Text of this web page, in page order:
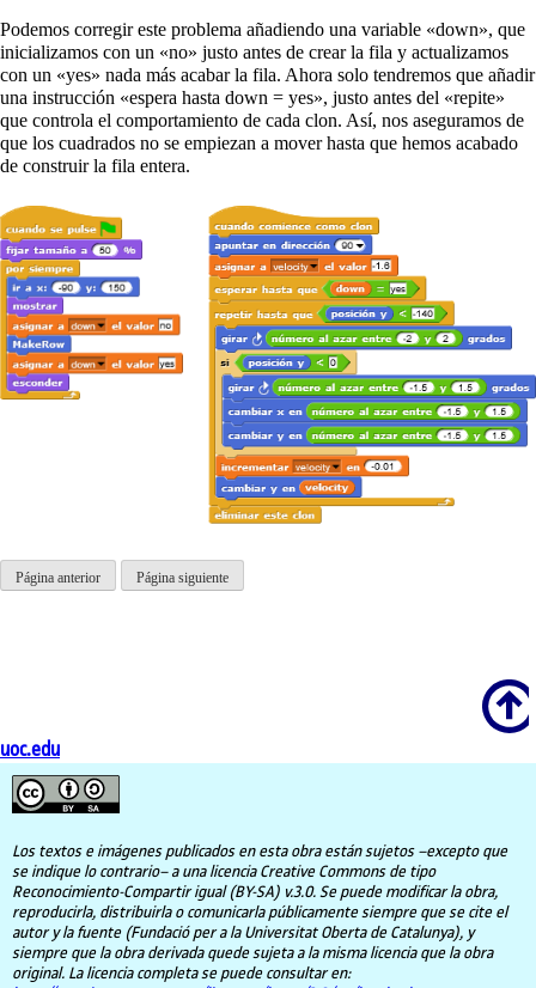
Podemos corregir este problema añadiendo una variable «down», que
inicializamos con un «no» justo antes de crear la fila y actualizamos
con un «yes» nada más acabar la fila. Ahora solo tendremos que añadir
una instrucción «espera hasta down = yes», justo antes del «repite»
que controla el comportamiento de cada clon. Así, nos aseguramos de
que los cuadrados no se empiezan a mover hasta que hemos acabado
de construir la fila entera.
Página anterior Página siguiente
Scroll
uoc.edu
Los textos e imágenes publicados en esta obra están sujetos –excepto que
se indique lo contrario– a una licencia Creative Commons de tipo
Reconocimiento-Compartir igual (BY-SA) v.3.0. Se puede modificar la obra,
reproducirla, distribuirla o comunicarla públicamente siempre que se cite el
autor y la fuente (Fundació per a la Universitat Oberta de Catalunya), y
siempre que la obra derivada quede sujeta a la misma licencia que la obra
original. La licencia completa se puede consultar en: